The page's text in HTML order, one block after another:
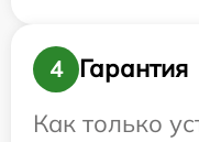
4
Гарантия
Как только